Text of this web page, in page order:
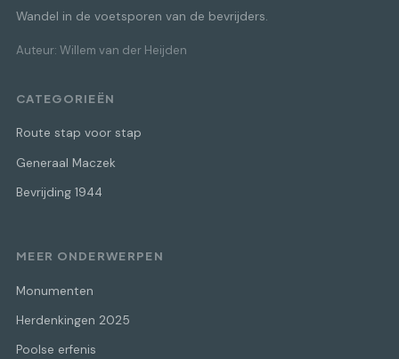
Wandel in de voetsporen van de bevrijders.
Auteur: Willem van der Heijden
CATEGORIEËN
Route stap voor stap
Generaal Maczek
Bevrijding 1944
MEER ONDERWERPEN
Monumenten
Herdenkingen 2025
Poolse erfenis